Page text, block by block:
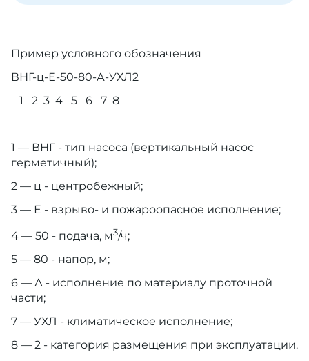
Пример условного обозначения
ВНГ-ц-Е-50-80-А-УХЛ2
1 2 3 4 5 6 7 8
1 — ВНГ - тип насоса (вертикальный насос
герметичный);
2 — ц - центробежный;
3 — Е - взрыво- и пожароопасное исполнение;
4 — 50 - подача, м3/ч;
5 — 80 - напор, м;
6 — А - исполнение по материалу проточной
части;
7 — УХЛ - климатическое исполнение;
8 — 2 - категория размещения при эксплуатации.